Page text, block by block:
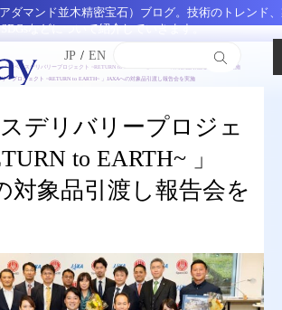
アダマンド並木精密宝石）ブログ。技術のトレンド
などについて紹介していきます。
JP / EN
「スペースデリバリープロジェクト ~RETURN to EARTH~ 」JAXAへの対象品引渡し報告会を実施
ープロジェクト ~RETURN to EARTH~ 」JAXAへの対象品引渡し報告会を実施
スデリバリープロジェ
to EARTH~ 」
対象品引渡し報告会を